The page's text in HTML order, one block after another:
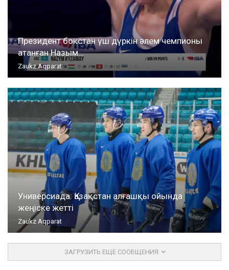
Президент бокстан үш дүркін әлем чемпионы
атанған Назым…
Zaukz Aqparat
Универсиада: Қазақстан алғашқы ойында
жеңіске жетті
Zaukz Aqparat
ЗАГРУЗИТЬ ЕЩЕ СООБЩЕНИЯ